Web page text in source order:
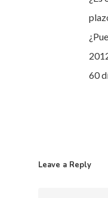
60
Leave a Reply